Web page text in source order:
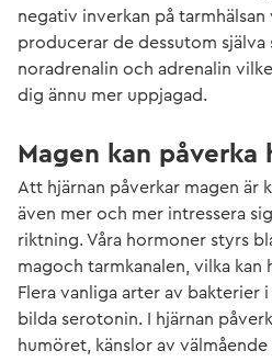
negativ inverkan på
producerar de dessutom själva
noradrenalin och adrenalin
dig ännu mer uppjagad.
Magen kan påverka
Att hjärnan påverkar magen är
även mer och mer intressera
riktning. Våra hormoner styrs
magoch tarmkanalen, vilka kan
Flera vanliga arter av bakterier
bilda serotonin. I hjärnan
humöret, känslor av